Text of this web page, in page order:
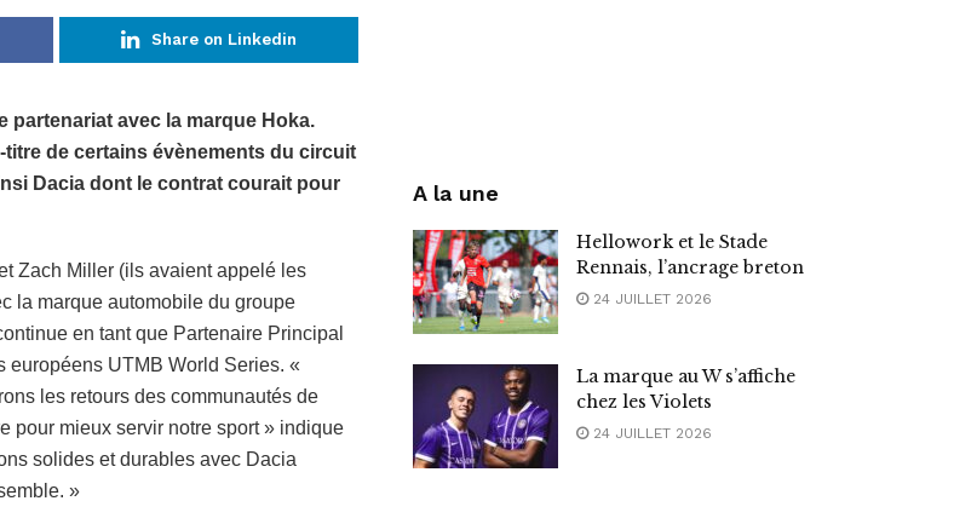
Share on Linkedin
partenariat avec la marque Hoka.
titre de certains évènements du circuit
Dacia dont le contrat courait pour
Zach Miller (ils avaient appelé les
la marque automobile du groupe
en tant que Partenaire Principal
européens UTMB World Series. «
les retours des communautés de
pour mieux servir notre sport » indique
solides et durables avec Dacia
»
A la une
Hellowork et le Stade
Rennais, l’ancrage breton
24 JUILLET 2026
La marque au W s’affiche
chez les Violets
24 JUILLET 2026